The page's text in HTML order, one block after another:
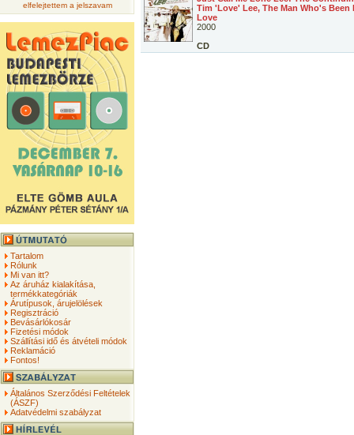
elfelejtettem a jelszavam
Tartalom
Rólunk
Mi van itt?
Az áruház kialakítása,
termékkategóriák
Árutípusok, árujelölések
Regisztráció
Bevásárlókosár
Fizetési módok
Szállítási idő és átvételi módok
Reklamáció
Fontos!
Általános Szerződési Feltételek
(ÁSZF)
Adatvédelmi szabályzat
Tim 'Love' Lee, The Man Who's Been
Love
2000
CD